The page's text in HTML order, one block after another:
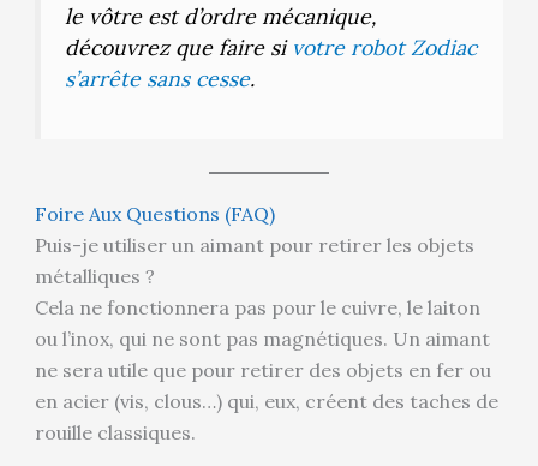
le vôtre est d’ordre mécanique,
découvrez que faire si votre robot Zodiac
s’arrête sans cesse.
Foire Aux Questions (FAQ)
Puis-je utiliser un aimant pour retirer les objets
métalliques ?
Cela ne fonctionnera pas pour le cuivre, le laiton
ou l’inox, qui ne sont pas magnétiques. Un aimant
ne sera utile que pour retirer des objets en fer ou
en acier (vis, clous…) qui, eux, créent des taches de
rouille classiques.